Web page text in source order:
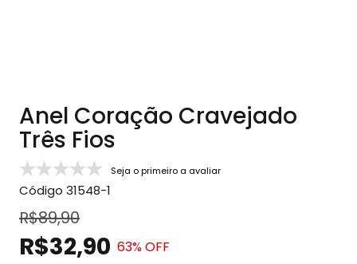
Anel Coração Cravejado
Três Fios
Seja o primeiro a avaliar
Código 31548-1
R$89,90
R$32,90 63% OFF